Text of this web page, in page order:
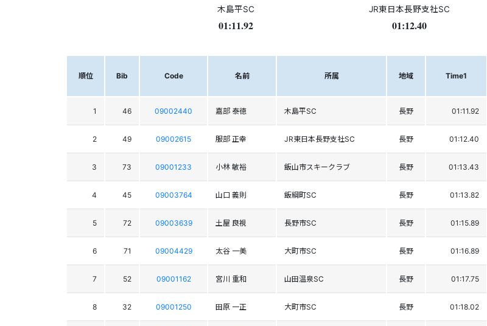
木島平SC
01:11.92
JR東日本長野支社SC
01:12.40
順位 Bib Code 名前 所属 地域 Time1
1 46 09002440 嘉部 泰徳 木島平SC 長野 01:11.92
2 49 09002615 服部 正幸 JR東日本長野支社SC 長野 01:12.40
3 73 09001233 小林 敏裕 飯山市スキークラブ 長野 01:13.43
4 45 09003764 山口 義則 飯綱町SC 長野 01:13.82
5 72 09003639 土屋 良視 長野市SC 長野 01:15.89
6 71 09004429 太谷 一美 大町市SC 長野 01:16.89
7 52 09001162 宮川 重和 山田温泉SC 長野 01:17.75
8 32 09001250 田原 一正 大町市SC 長野 01:18.02